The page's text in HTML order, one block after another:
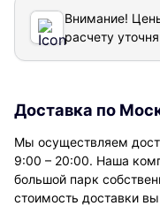
Внимание!
расчету
Доставка по
Мы осуществляем
9:00 – 20:00. Наша
большой парк
стоимость доставки